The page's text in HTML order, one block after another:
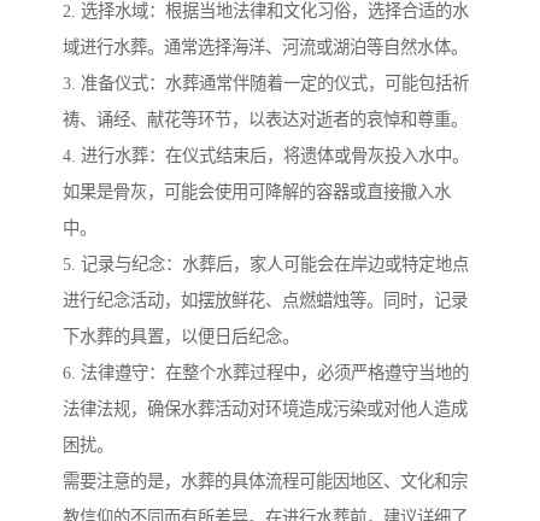
2. 选择水域：根据当地法律和文化习俗，选择合适的水
域进行水葬。通常选择海洋、河流或湖泊等自然水体。
3. 准备仪式：水葬通常伴随着一定的仪式，可能包括祈
祷、诵经、献花等环节，以表达对逝者的哀悼和尊重。
4. 进行水葬：在仪式结束后，将遗体或骨灰投入水中。
如果是骨灰，可能会使用可降解的容器或直接撒入水
中。
5. 记录与纪念：水葬后，家人可能会在岸边或特定地点
进行纪念活动，如摆放鲜花、点燃蜡烛等。同时，记录
下水葬的具置，以便日后纪念。
6. 法律遵守：在整个水葬过程中，必须严格遵守当地的
法律法规，确保水葬活动对环境造成污染或对他人造成
困扰。
需要注意的是，水葬的具体流程可能因地区、文化和宗